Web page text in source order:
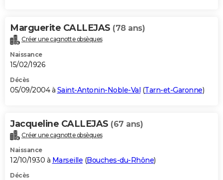
Marguerite CALLEJAS (78 ans)
Créer une cagnotte obsèques
Naissance
15/02/1926
Décès
05/09/2004 à Saint-Antonin-Noble-Val (Tarn-et-Garonne)
Jacqueline CALLEJAS (67 ans)
Créer une cagnotte obsèques
Naissance
12/10/1930 à Marseille (Bouches-du-Rhône)
Décès